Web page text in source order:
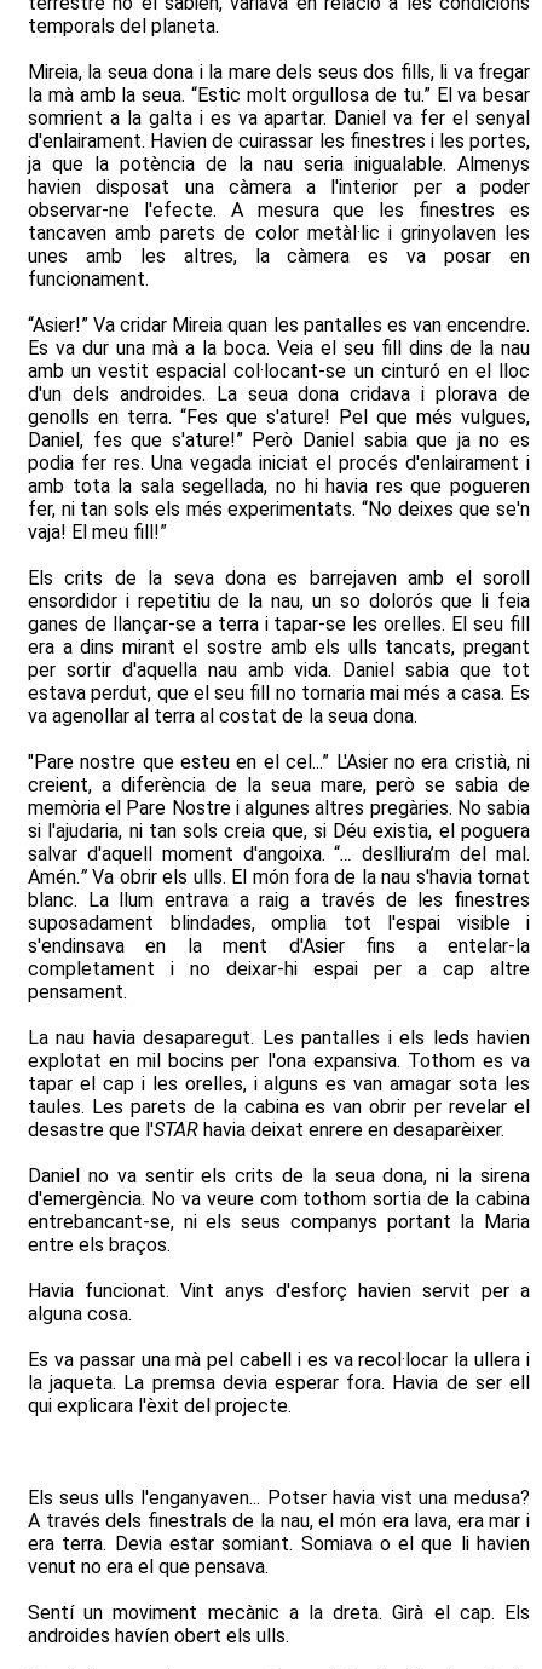
temporals del planeta.
Mireia, la seua dona i la mare dels seus dos fills, li va fregar
la mà amb la seua. “Estic molt orgullosa de tu.” El va besar
somrient a la galta i es va apartar. Daniel va fer el senyal
d'enlairament. Havien de cuirassar les finestres i les portes,
ja que la potència de la nau seria inigualable. Almenys
havien disposat una càmera a l'interior per a poder
observar-ne l'efecte. A mesura que les finestres es
tancaven amb parets de color metàl·lic i grinyolaven les
unes amb les altres, la càmera es va posar en
funcionament.
“Asier!” Va cridar Mireia quan les pantalles es van encendre.
Es va dur una mà a la boca. Veia el seu fill dins de la nau
amb un vestit espacial col·locant-se un cinturó en el lloc
d'un dels androides. La seua dona cridava i plorava de
genolls en terra. “Fes que s'ature! Pel que més vulgues,
Daniel, fes que s'ature!” Però Daniel sabia que ja no es
podia fer res. Una vegada iniciat el procés d'enlairament i
amb tota la sala segellada, no hi havia res que pogueren
fer, ni tan sols els més experimentats. “No deixes que se'n
vaja! El meu fill!”
Els crits de la seva dona es barrejaven amb el soroll
ensordidor i repetitiu de la nau, un so dolorós que li feia
ganes de llançar-se a terra i tapar-se les orelles. El seu fill
era a dins mirant el sostre amb els ulls tancats, pregant
per sortir d'aquella nau amb vida. Daniel sabia que tot
estava perdut, que el seu fill no tornaria mai més a casa. Es
va agenollar al terra al costat de la seua dona.
"Pare nostre que esteu en el cel...” L'Asier no era cristià, ni
creient, a diferència de la seua mare, però se sabia de
memòria el Pare Nostre i algunes altres pregàries. No sabia
si l'ajudaria, ni tan sols creia que, si Déu existia, el poguera
salvar d'aquell moment d'angoixa. “…deslliura’m del mal.
Amén.”Va obrir els ulls. El món fora de la nau s'havia tornat
blanc. La llum entrava a raig a través de les finestres
suposadament blindades, omplia tot l'espai visible i
s'endinsava en la ment d'Asier fins a entelar-la
completament i no deixar-hi espai per a cap altre
pensament.
La nau havia desaparegut. Les pantalles i els leds havien
explotat en mil bocins per l'ona expansiva. Tothom es va
tapar el cap i les orelles, i alguns es van amagar sota les
taules. Les parets de la cabina es van obrir per revelar el
desastre que l'STAR havia deixat enrere en desaparèixer.
Daniel no va sentir els crits de la seua dona, ni la sirena
d'emergència. No va veure com tothom sortia de la cabina
entrebancant-se, ni els seus companys portant la Maria
entre els braços.
Havia funcionat. Vint anys d'esforç havien servit per a
alguna cosa.
Es va passar una mà pel cabell i es va recol·locar la ullera i
la jaqueta. La premsa devia esperar fora. Havia de ser ell
qui explicara l'èxit del projecte.
Els seus ulls l'enganyaven... Potser havia vist una medusa?
A través dels finestrals de la nau, el món era lava, era mar i
era terra. Devia estar somiant. Somiava o el que li havien
venut no era el que pensava.
Sentí un moviment mecànic a la dreta. Girà el cap. Els
androides havíen obert els ulls.